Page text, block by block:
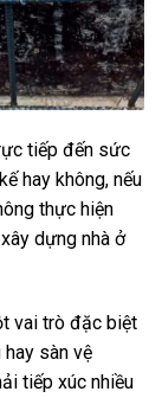
tiếp đến sức
hay không, nếu
thực hiện
dựng nhà ở
vai trò đặc biệt
sàn vệ
tiếp xúc nhiều